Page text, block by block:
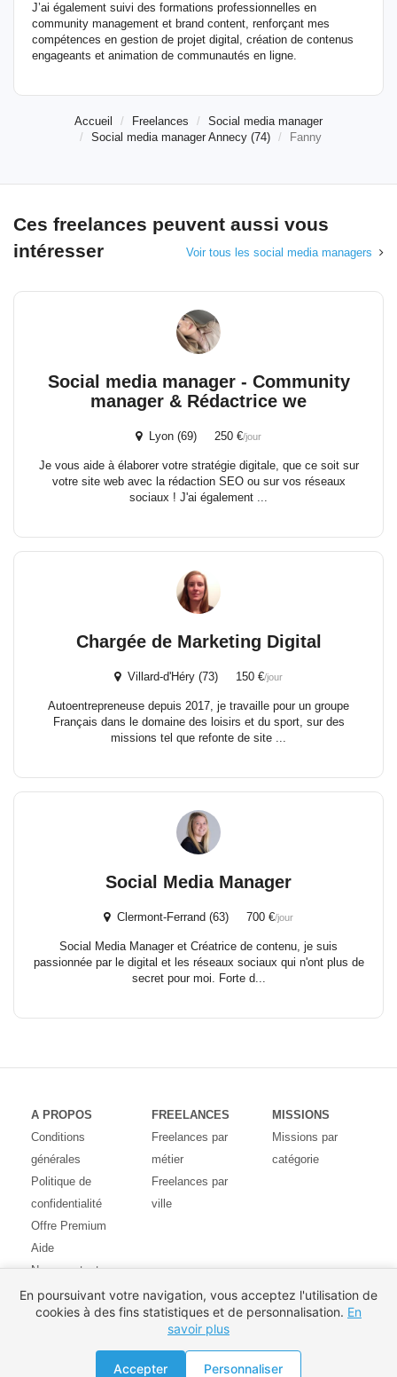
J’ai également suivi des formations professionnelles en
community management et brand content, renforçant mes
compétences en gestion de projet digital, création de contenus
engageants et animation de communautés en ligne.
Accueil Freelances
Social media manager
Social media manager Annecy (74)
Fanny
Ces freelances peuvent aussi vous
intéresser
Voir tous les social media managers
Social media manager - Community
manager & Rédactrice we
Lyon (69) 250 €/jour
Je vous aide à élaborer votre stratégie digitale, que ce soit sur
votre site web avec la rédaction SEO ou sur vos réseaux
sociaux ! J'ai également ...
Chargée de Marketing Digital
Villard-d'Héry (73) 150 €/jour
Autoentrepreneuse depuis 2017, je travaille pour un groupe
Français dans le domaine des loisirs et du sport, sur des
missions tel que refonte de site ...
Social Media Manager
Clermont-Ferrand (63) 700 €/jour
Social Media Manager et Créatrice de contenu, je suis
passionnée par le digital et les réseaux sociaux qui n'ont plus de
secret pour moi. Forte d...
Proposer une mission
A PROPOS
Conditions
générales
Politique de
confidentialité
Offre Premium
Aide
Nous contacter
Avis des
utilisateurs
FREELANCES
Freelances par
métier
Freelances par
ville
MISSIONS
Missions par
catégorie
En poursuivant votre navigation, vous acceptez l'utilisation de
cookies à des fins statistiques et de personnalisation. En
savoir plus
Accepter Personnaliser